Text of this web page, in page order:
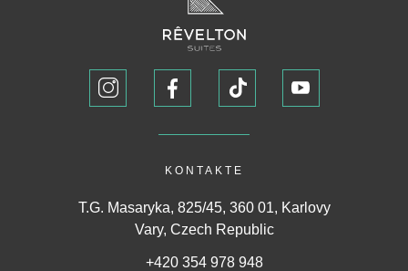
KONTAKTE
+420 354 978 948
T.G. Masaryka, 825/45, 360 01, Karlovy
Vary, Czech Republic